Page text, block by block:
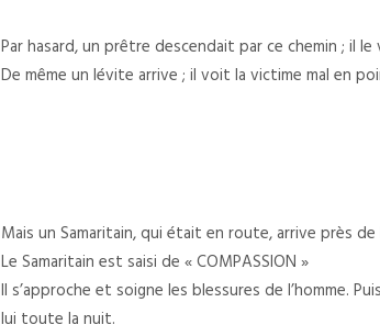
Par hasard, un prêtre descendait par ce chemin ; il
De même un lévite arrive ; il voit la victime mal en
Mais un Samaritain, qui était en route, arrive près
Le Samaritain est saisi de « COMPASSION »
Il s’approche et soigne les blessures de l’homme.
lui toute la nuit.